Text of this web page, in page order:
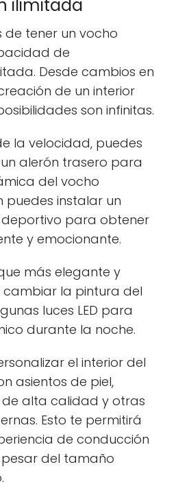
ilimitada
de tener un vocho
de
Desde cambios en
de un interior
son infinitas.
la velocidad, puedes
alerón trasero para
del vocho
puedes instalar un
para obtener
y emocionante.
más elegante y
la pintura del
luces LED para
durante la noche.
el interior del
asientos de piel,
de alta calidad y otras
Esto te permitirá
de conducción
del tamaño